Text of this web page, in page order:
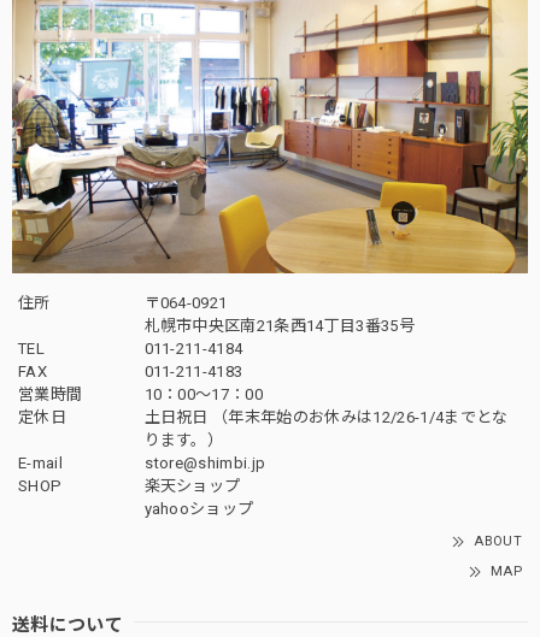
住所
〒064-0921
札幌市中央区南21条西14丁目3番35号
TEL
011-211-4184
FAX
011-211-4183
営業時間
10：00〜17：00
定休日
土日祝日 （年末年始のお休みは12/26-1/4までとな
ります。）
E-mail
store@shimbi.jp
SHOP
楽天ショップ
yahooショップ
ABOUT
MAP
送料について